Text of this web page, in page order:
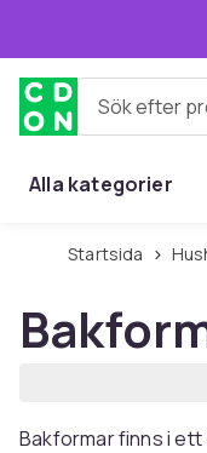
Sök efter
Alla kategorier
Startsida
Bakformar finns i